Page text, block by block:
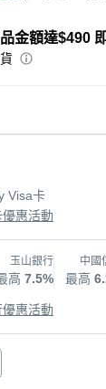
金額達$490
Visa卡
惠活動
玉山銀行
高 7.5%
中國
最高
惠活動